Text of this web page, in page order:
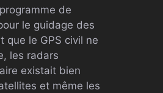
de
le guidage des
que le GPS civil ne
les radars
existait bien
et même les